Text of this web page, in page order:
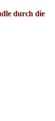
durch die